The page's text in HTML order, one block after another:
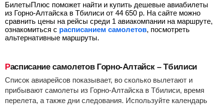
БилетыПлюс поможет найти и купить дешевые авиабилеты
из Горно-Алтайска в Тбилиси от 44 650 р. На сайте можно
сравнить цены на рейсы среди 1 авиакомпании на маршруте,
ознакомиться с расписанием самолетов, посмотреть
альтернативные маршруты.
Расписание самолетов Горно-Алтайск – Тбилиси
Список авиарейсов показывает, во сколько вылетают и
прибывают самолеты из Горно-Алтайска в Тбилиси, время
перелета, а также дни следования. Используйте календарь